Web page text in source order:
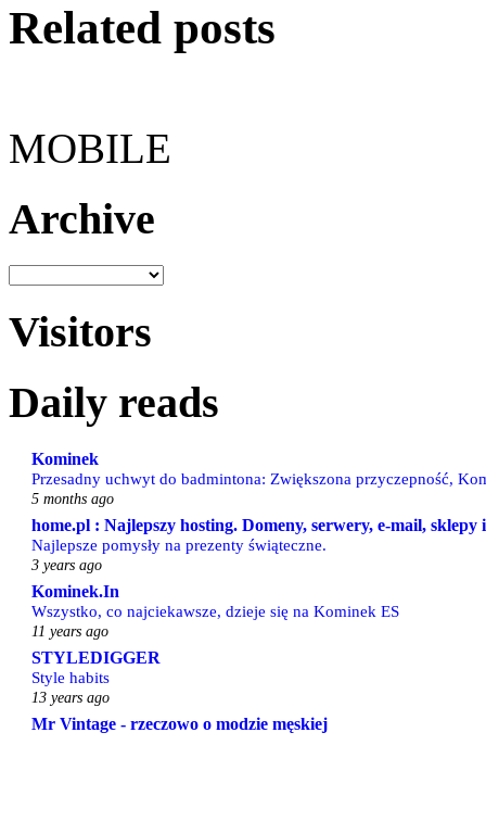
Related posts
MOBILE
Archive
Visitors
Daily reads
Kominek
Przesadny uchwyt do badmintona: Zwiększona przyczepność,
5 months ago
home.pl : Najlepszy hosting. Domeny, serwery, e-mail, sklepy
Najlepsze pomysły na prezenty świąteczne.
3 years ago
Kominek.In
Wszystko, co najciekawsze, dzieje się na Kominek ES
11 years ago
STYLEDIGGER
Style habits
13 years ago
Mr Vintage - rzeczowo o modzie męskiej